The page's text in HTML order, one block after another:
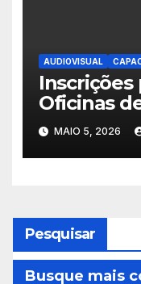
AUDIOVISUAL
Inscrições
Oficinas
Meu
Iguaçu
de maio
MAIO 5, 2026
Pesquisar
Busque mais